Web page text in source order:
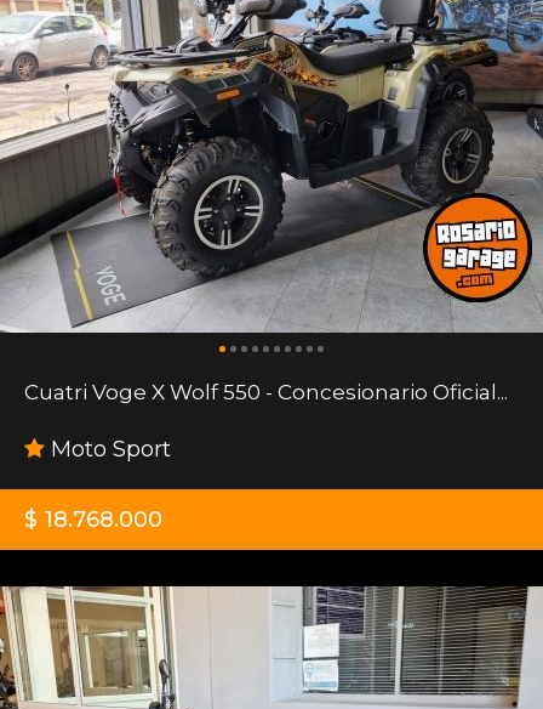
Cuatri Voge X Wolf 550 - Concesionario Oficial...
Moto Sport
$ 18.768.000